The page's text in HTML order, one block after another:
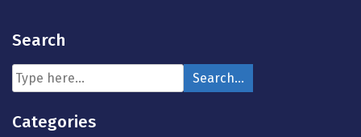
Search
Categories